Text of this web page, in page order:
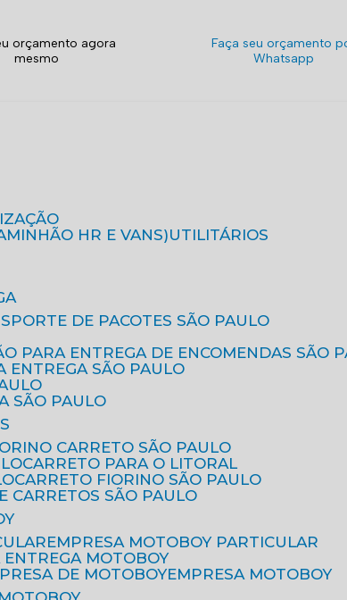
orçamento agora
mesmo
Faça seu orçamento
Whatsapp
HR E VANS)
UTILITÁRIOS
DE PACOTES SÃO PAULO
PARA ENTREGA DE ENCOMENDAS SÃO
ENTREGA SÃO PAULO
SÃO PAULO
CARRETO SÃO PAULO
CARRETO PARA O LITORAL
CARRETO FIORINO SÃO PAULO
E CARRETOS SÃO PAULO
EMPRESA MOTOBOY PARTICULAR
ENTREGA MOTOBOY
DE MOTOBOY
EMPRESA MOTOBOY